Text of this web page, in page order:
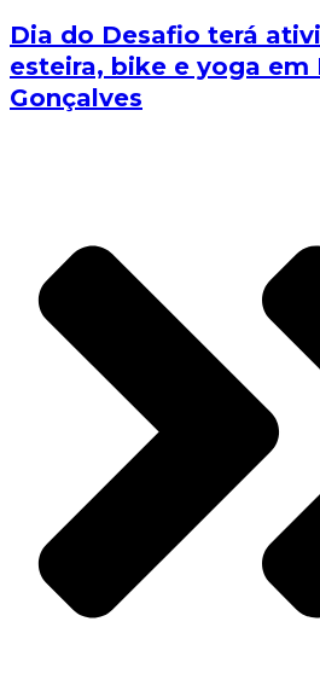
Dia do Desafio terá
esteira, bike e yoga em
Gonçalves